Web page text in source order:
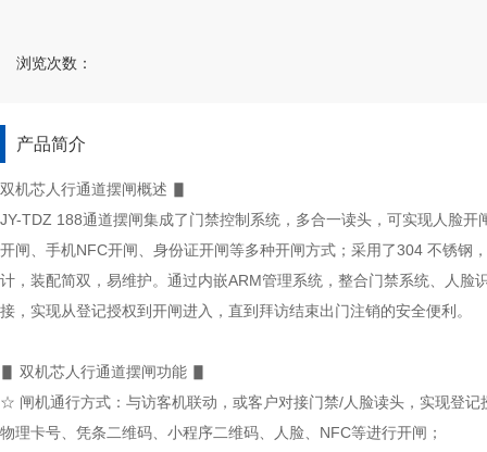
浏览次数：
产品简介
双机芯人行通道摆闸概述 ▋
JY-TDZ 188通道摆闸集成了门禁控制系统，多合一读头，可实现人脸开
开闸、手机NFC开闸、身份证开闸等多种开闸方式；采用了304 不锈钢
计，装配简双，易维护。通过内嵌ARM管理系统，整合门禁系统、人脸
接，实现从登记授权到开闸进入，直到拜访结束出门注销的安全便利。
▋ 双机芯人行通道摆闸功能 ▋
☆ 闸机通行方式：与访客机联动，或客户对接门禁/人脸读头，实现登记
物理卡号、凭条二维码、小程序二维码、人脸、NFC等进行开闸；